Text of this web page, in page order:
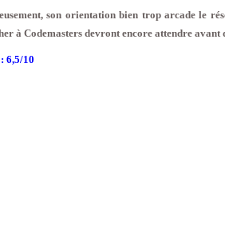
son orientation bien trop arcade le
à Codemasters devront encore attendre
6,5/10